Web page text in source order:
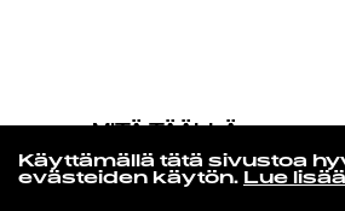
Käyttämällä tätä sivustoa
evästeiden käytön. Lue
MITÄ TÄÄLLÄ
Harold Land
Up And Down